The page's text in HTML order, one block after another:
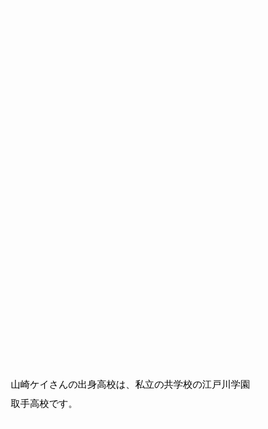
山崎ケイさんの出身高校は、私立の共学校の江戸川学園
取手高校です。